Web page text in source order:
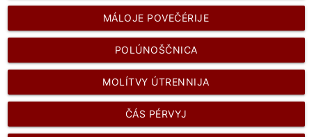
MÁLOJE POVEČÉRIJE
POLÚNOŠČNICA
MOLÍTVY ÚTRENNIJA
ČÁS PÉRVYJ